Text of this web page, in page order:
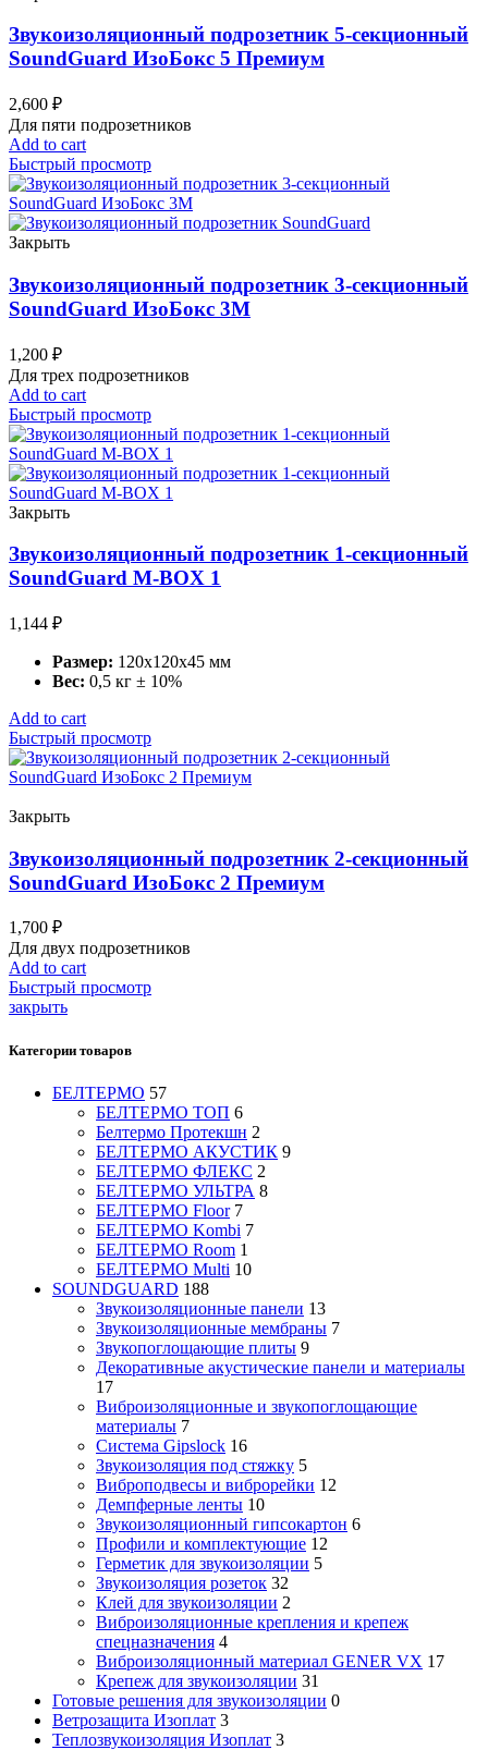
Звукоизоляционный подрозетник 5-секционный
SoundGuard ИзоБокс 5 Премиум
2,600 ₽
Для пяти подрозетников
Add to cart
Быстрый просмотр
Закрыть
Звукоизоляционный подрозетник 3-секционный
SoundGuard ИзоБокс 3М
1,200 ₽
Для трех подрозетников
Add to cart
Быстрый просмотр
Закрыть
Звукоизоляционный подрозетник 1-секционный
SoundGuard M-BOX 1
1,144 ₽
Размер: 120х120х45 мм
Вес: 0,5 кг ± 10%
Add to cart
Быстрый просмотр
Закрыть
Звукоизоляционный подрозетник 2-секционный
SoundGuard ИзоБокс 2 Премиум
1,700 ₽
Для двух подрозетников
Add to cart
Быстрый просмотр
закрыть
Категории товаров
БЕЛТЕРМО 57
БЕЛТЕРМО ТОП 6
Белтермо Протекшн 2
БЕЛТЕРМО АКУСТИК 9
БЕЛТЕРМО ФЛЕКС 2
БЕЛТЕРМО УЛЬТРА 8
БЕЛТЕРМО Floor 7
БЕЛТЕРМО Kombi 7
БЕЛТЕРМО Room 1
БЕЛТЕРМО Multi 10
SOUNDGUARD 188
Звукоизоляционные панели 13
Звукоизоляционные мембраны 7
Звукопоглощающие плиты 9
Декоративные акустические панели и материалы
17
Виброизоляционные и звукопоглощающие
материалы 7
Система Gipslock 16
Звукоизоляция под стяжку 5
Виброподвесы и виброрейки 12
Демпферные ленты 10
Звукоизоляционный гипсокартон 6
Профили и комплектующие 12
Герметик для звукоизоляции 5
Звукоизоляция розеток 32
Клей для звукоизоляции 2
Виброизоляционные крепления и крепеж
спецназначения 4
Виброизоляционный материал GENER VX 17
Крепеж для звукоизоляции 31
Готовые решения для звукоизоляции 0
Ветрозащита Изоплат 3
Теплозвукоизоляция Изоплат 3